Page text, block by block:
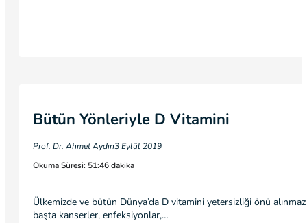
Bütün Yönleriyle D Vitamini
Prof. Dr. Ahmet Aydın3 Eylül 2019
Okuma Süresi: 51:46 dakika
Ülkemizde ve bütün Dünya’da D vitamini yetersizliği önü
başta kanserler, enfeksiyonlar,…